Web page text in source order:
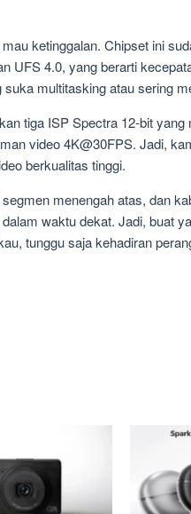
ketinggalan. Chipset ini
UFS 4.0, yang berarti
multitasking atau sering
tiga ISP Spectra 12-bit yang
video 4K@30FPS. Jadi,
berkualitas tinggi.
menengah atas, dan
waktu dekat. Jadi, buat
tunggu saja kehadiran